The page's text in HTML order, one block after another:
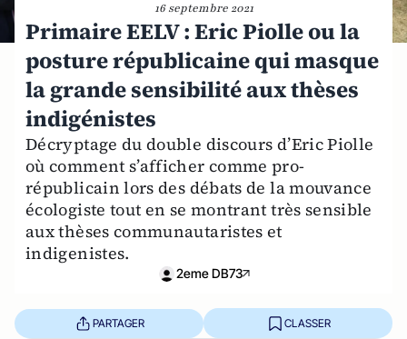
16 septembre 2021
Primaire EELV : Eric Piolle ou la
posture républicaine qui masque
la grande sensibilité aux thèses
indigénistes
Décryptage du double discours d’Eric Piolle
où comment s’afficher comme pro-
républicain lors des débats de la mouvance
écologiste tout en se montrant très sensible
aux thèses communautaristes et
indigenistes.
2eme DB73
PARTAGER CLASSER